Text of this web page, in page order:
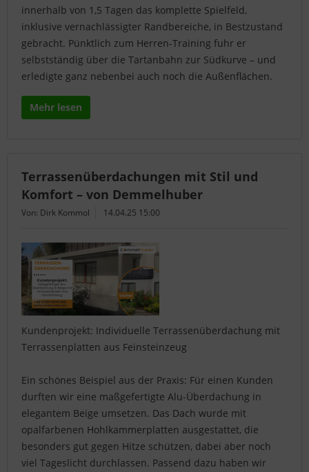
innerhalb von 1,5 Tagen das komplette Spielfeld,
inklusive vernachlässigter Randbereiche, in Bestzustand
gebracht. Pünktlich zum Herren-Training fuhr er
selbstständig über die Tartanbahn zur Südkurve – und
erledigte ganz nebenbei auch noch die Außenflächen.
Mehr lesen
Terrassenüberdachungen mit Stil und
Komfort – von Demmelhuber
Von: Dirk Kommol 14.04.25 15:00
Kundenprojekt: Individuelle Terrassenüberdachung mit
Terrassenplatten aus Feinsteinzeug
Ein schönes Beispiel aus der Praxis: Für einen Kunden
durften wir eine maßgefertigte Alu-Überdachung in
elegantem Beige umsetzen. Das Dach wurde mit
opalfarbenen Hohlkammerplatten ausgestattet, die
besonders gut gegen Hitze schützen, dabei aber noch
viel Tageslicht durchlassen. Passend dazu haben wir